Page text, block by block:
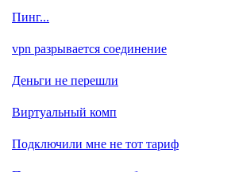
Пинг...
vpn разрывается соединение
Деньги не перешли
Виртуальный комп
Подключили мне не тот тариф